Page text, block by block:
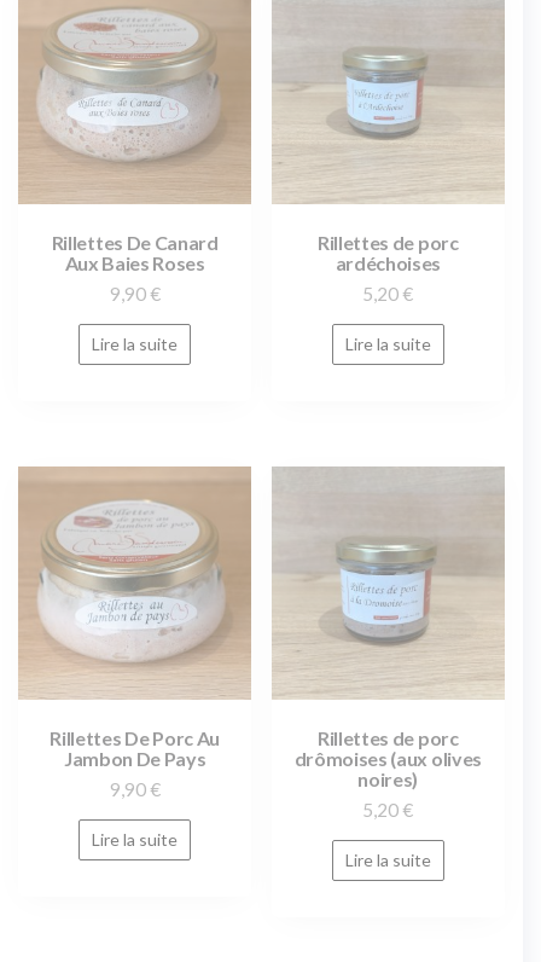
Rillettes De Canard
Aux Baies Roses
9,90 €
Lire la suite
Rillettes de porc
ardéchoises
5,20 €
Lire la suite
Rillettes De Porc Au
Jambon De Pays
9,90 €
Lire la suite
Rillettes de porc
drômoises (aux olives
noires)
5,20 €
Lire la suite